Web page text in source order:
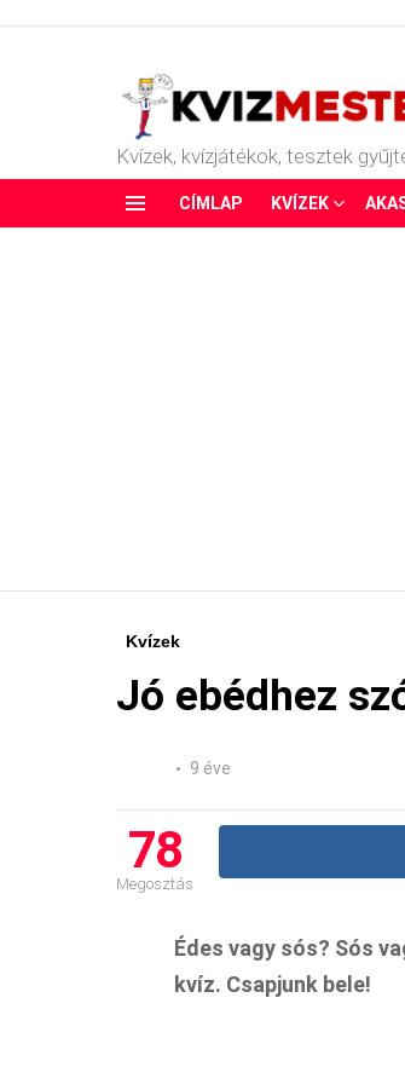
Kvízek, kvízjátékok, tesztek
CÍMLAP KVÍZEK
Kvízek
Jó ebédhez
9 éve
78
Megosztás
Édes vagy sós? Sós
kvíz. Csapjunk bele!